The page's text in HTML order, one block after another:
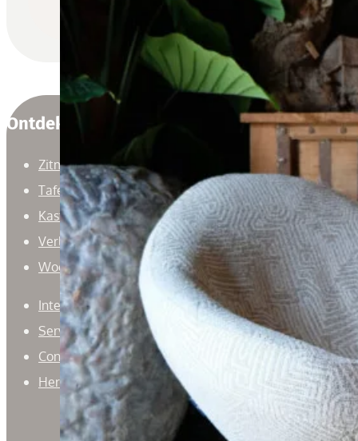
Ontdek
Zitmeubelen
Tafels
Kasten
Verlichting
Woonaccessoires
Interieuradvies
Service
Contact
Herroepingsrecht